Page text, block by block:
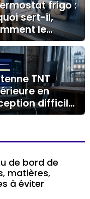
frigo :
sert-il,
le
et quand le
?
TNT
en
difficile
quand il ne
de bord de
matières,
à éviter